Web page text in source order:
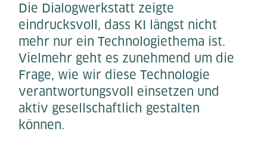
Die Dialogwerkstatt zeigte
eindrucksvoll, dass KI längst nicht
mehr nur ein Technologiethema ist.
Vielmehr geht es zunehmend um die
Frage, wie wir diese Technologie
verantwortungsvoll einsetzen und
aktiv gesellschaftlich gestalten
können.